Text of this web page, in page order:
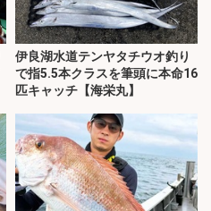
伊良湖水道テンヤタチウオ釣り
で指5.5本クラスを筆頭に本命16
匹キャッチ【海栄丸】